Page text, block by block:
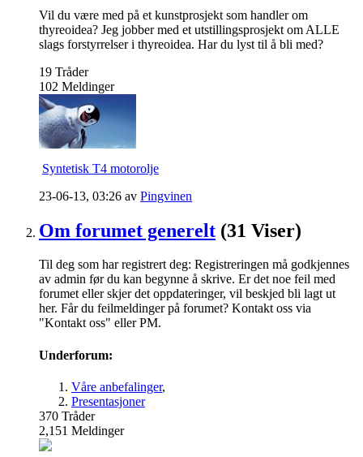
Vil du være med på et kunstprosjekt som handler om
thyreoidea? Jeg jobber med et utstillingsprosjekt om ALLE
slags forstyrrelser i thyreoidea. Har du lyst til å bli med?
19 Tråder
102 Meldinger
Syntetisk T4 motorolje
23-06-13, 03:26 av Pingvinen
Om forumet generelt (31 Viser)
Til deg som har registrert deg: Registreringen må godkjennes
av admin før du kan begynne å skrive. Er det noe feil med
forumet eller skjer det oppdateringer, vil beskjed bli lagt ut
her. Får du feilmeldinger på forumet? Kontakt oss via
"Kontakt oss" eller PM.
Underforum:
Våre anbefalinger,
Presentasjoner
370 Tråder
2,151 Meldinger